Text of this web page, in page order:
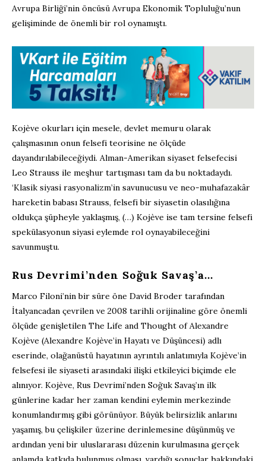
Avrupa Birliği’nin öncüsü Avrupa Ekonomik Topluluğu’nun
gelişiminde de önemli bir rol oynamıştı.
Kojève okurları için mesele, devlet memuru olarak
çalışmasının onun felsefi teorisine ne ölçüde
dayandırılabileceğiydi. Alman-Amerikan siyaset felsefecisi
Leo Strauss ile meşhur tartışması tam da bu noktadaydı.
‘Klasik siyasi rasyonalizm’in savunucusu ve neo-muhafazakâr
hareketin babası Strauss, felsefi bir siyasetin olasılığına
oldukça şüpheyle yaklaşmış, (…) Kojève ise tam tersine felsefi
spekülasyonun siyasi eylemde rol oynayabileceğini
savunmuştu.
Rus Devrimi’nden Soğuk Savaş’a…
Marco Filoni’nin bir süre öne David Broder tarafından
İtalyancadan çevrilen ve 2008 tarihli orijinaline göre önemli
ölçüde genişletilen The Life and Thought of Alexandre
Kojève (Alexandre Kojève’in Hayatı ve Düşüncesi) adlı
eserinde, olağanüstü hayatının ayrıntılı anlatımıyla Kojève’in
felsefesi ile siyaseti arasındaki ilişki etkileyici biçimde ele
alınıyor. Kojève, Rus Devrimi’nden Soğuk Savaş’ın ilk
günlerine kadar her zaman kendini eylemin merkezinde
konumlandırmış gibi görünüyor. Büyük belirsizlik anlarını
yaşamış, bu çelişkiler üzerine derinlemesine düşünmüş ve
ardından yeni bir uluslararası düzenin kurulmasına gerçek